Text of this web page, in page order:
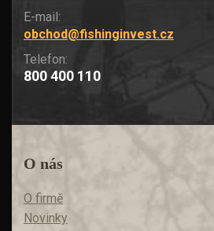
E-mail:
obchod@fishinginvest.cz
Telefon:
800 400 110
O nás
O firmě
Novinky